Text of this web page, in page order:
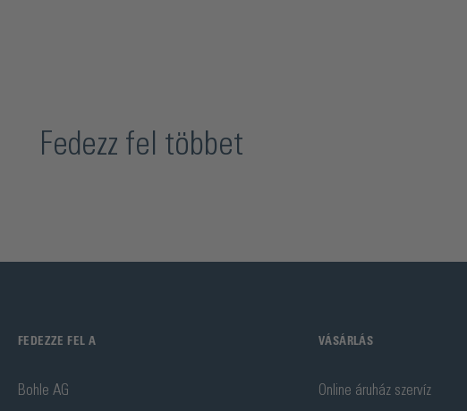
Fedezz fel többet
FEDEZZE FEL A
Bohle AG
VÁSÁRLÁS
Online áruház szervíz